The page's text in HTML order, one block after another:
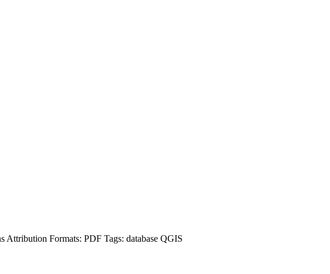
Attribution Formats: PDF Tags: database QGIS